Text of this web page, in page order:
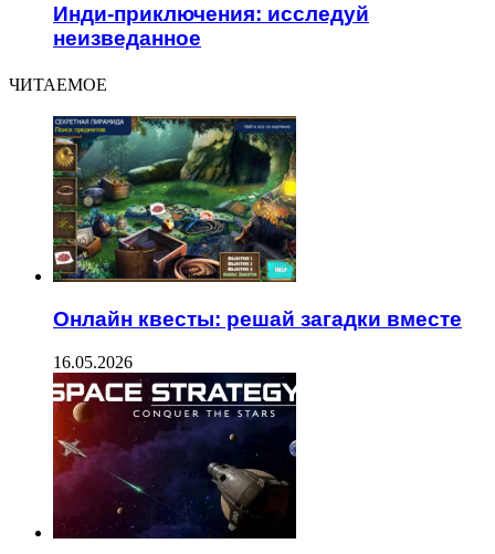
Инди-приключения: исследуй
неизведанное
ЧИТАЕМОЕ
Онлайн квесты: решай загадки вместе
16.05.2026